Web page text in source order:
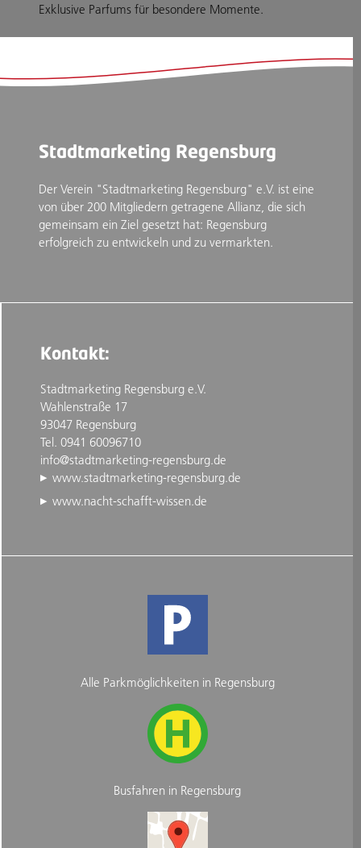
Exklusive Parfums für besondere Momente.
Stadtmarketing Regensburg
Der Verein "Stadtmarketing Regensburg" e.V. ist eine
von über 200 Mitgliedern getragene Allianz, die sich
gemeinsam ein Ziel gesetzt hat: Regensburg
erfolgreich zu entwickeln und zu vermarkten.
Kontakt:
Stadtmarketing Regensburg e.V.
Wahlenstraße 17
93047 Regensburg
Tel. 0941 60096710
info@stadtmarketing-regensburg.de
www.stadtmarketing-regensburg.de
www.nacht-schafft-wissen.de
Alle Parkmöglichkeiten in Regensburg
Busfahren in Regensburg